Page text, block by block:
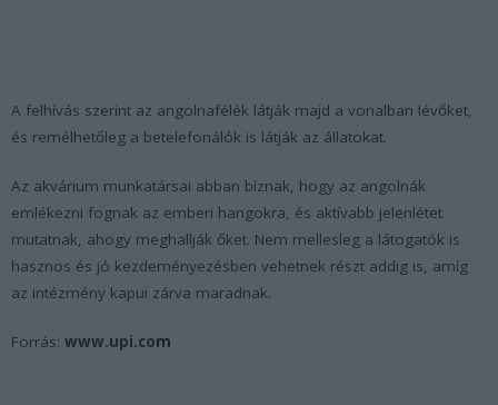
A felhívás szerint az angolnafélék látják majd a vonalban lévőket,
és remélhetőleg a betelefonálók is látják az állatokat.
Az akvárium munkatársai abban bíznak, hogy az angolnák
emlékezni fognak az emberi hangokra, és aktívabb jelenlétet
mutatnak, ahogy meghallják őket. Nem mellesleg a látogatók is
hasznos és jó kezdeményezésben vehetnek részt addig is, amíg
az intézmény kapui zárva maradnak.
Forrás: www.upi.com